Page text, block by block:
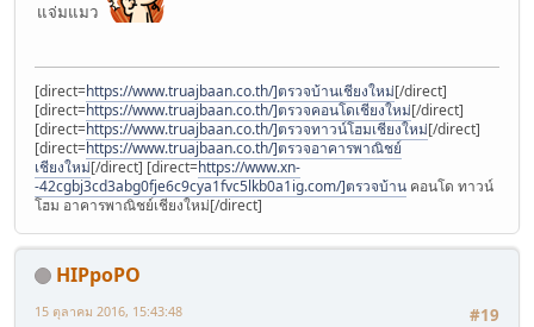
แจ่มแมว
[direct=https://www.truajbaan.co.th/]ตรวจบ้านเชียงใหม่[/direct]
[direct=https://www.truajbaan.co.th/]ตรวจคอนโดเชียงใหม่[/direct]
[direct=https://www.truajbaan.co.th/]ตรวจทาวน์โฮมเชียงใหม่[/direct]
[direct=https://www.truajbaan.co.th/]ตรวจอาคารพาณิชย์
เชียงใหม่[/direct] [direct=https://www.xn-
-42cgbj3cd3abg0fje6c9cya1fvc5lkb0a1ig.com/]ตรวจบ้าน คอนโด ทาวน์
โฮม อาคารพาณิชย์เชียงใหม่[/direct]
HIPpoPO
#19
15 ตุลาคม 2016, 15:43:48